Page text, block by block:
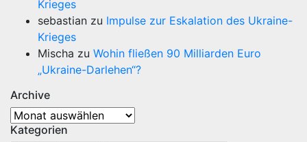
Krieges
sebastian zu Impulse zur Eskalation des Ukraine-
Krieges
Mischa zu Wohin fließen 90 Milliarden Euro
„Ukraine-Darlehen“?
Archive
Archive
Kategorien